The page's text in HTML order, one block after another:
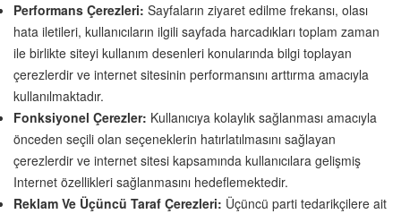
Performans Çerezleri: Sayfaların ziyaret edilme frekansı, olası
hata iletileri, kullanıcıların ilgili sayfada harcadıkları toplam zaman
ile birlikte siteyi kullanım desenleri konularında bilgi toplayan
çerezlerdir ve internet sitesinin performansını arttırma amacıyla
kullanılmaktadır.
Fonksiyonel Çerezler: Kullanıcıya kolaylık sağlanması amacıyla
önceden seçili olan seçeneklerin hatırlatılmasını sağlayan
çerezlerdir ve internet sitesi kapsamında kullanıcılara gelişmiş
Internet özellikleri sağlanmasını hedeflemektedir.
Reklam Ve Üçüncü Taraf Çerezleri: Üçüncü parti tedarikçilere ait